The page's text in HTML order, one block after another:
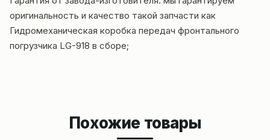
оригинальность и качество такой запчасти как
Гидромеханическая коробка передач фронтального
погрузчика LG-918 в сборе;
Похожие товары